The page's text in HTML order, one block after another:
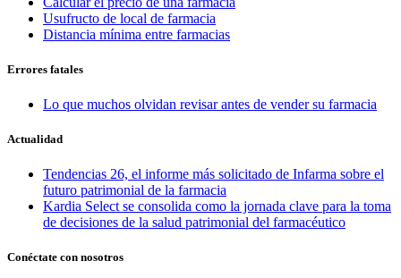
Usufructo de local de farmacia
Distancia mínima entre farmacias
Errores fatales
Lo que muchos olvidan revisar antes de vender su farmacia
Actualidad
Tendencias 26, el informe más solicitado de Infarma sobre el
futuro patrimonial de la farmacia
Kardia Select se consolida como la jornada clave para la toma
de decisiones de la salud patrimonial del farmacéutico
Conéctate con nosotros